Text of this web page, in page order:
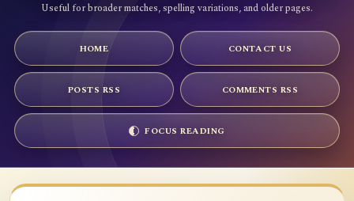
Useful for broader matches, spelling variations, and older pages.
HOME CONTACT US
POSTS RSS COMMENTS RSS
FOCUS READING